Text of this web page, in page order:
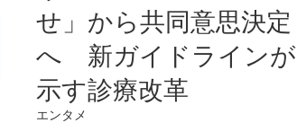
せ」から共同意思決定
へ 新ガイドラインが
示す診療改革
エンタメ